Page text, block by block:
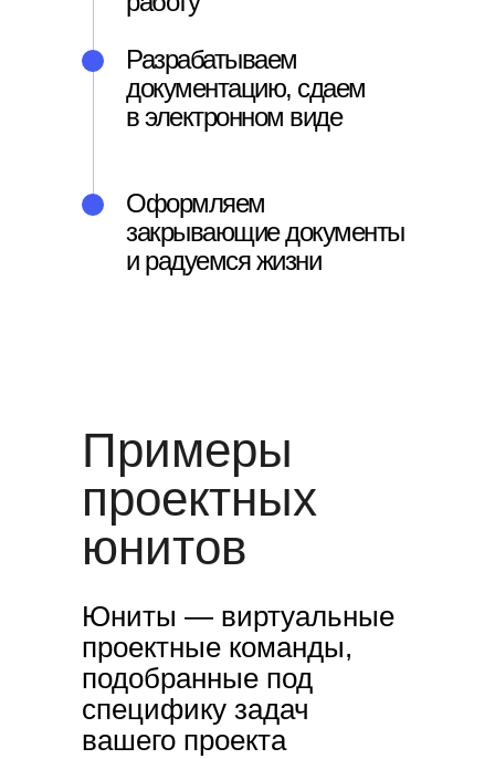
Оформляем
закрывающие документы
и радуемся жизни
Разрабатываем
документацию, сдаем
в электронном виде
Примеры
проектных
юнитов
Юниты — виртуальные
проектные команды,
подобранные под
специфику задач
вашего проекта